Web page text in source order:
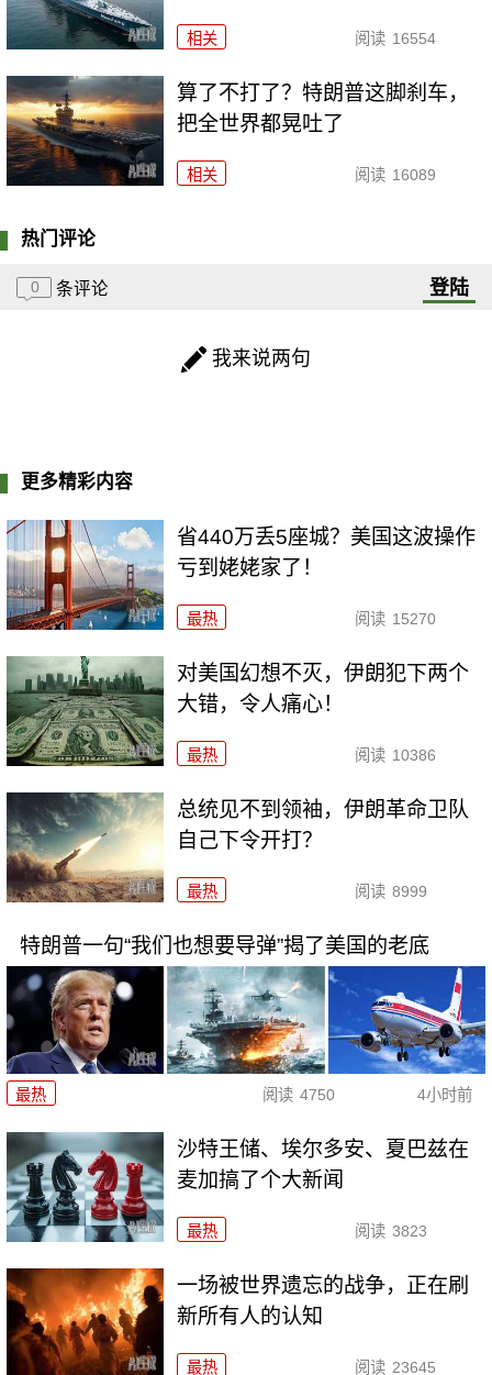
相关 阅读 16554
算了不打了？特朗普这脚刹车，
把全世界都晃吐了
相关 阅读 16089
热门评论
0 条评论 登陆
我来说两句
更多精彩内容
省440万丢5座城？美国这波操作
亏到姥姥家了！
最热 阅读 15270
对美国幻想不灭，伊朗犯下两个
大错，令人痛心！
最热 阅读 10386
总统见不到领袖，伊朗革命卫队
自己下令开打？
最热 阅读 8999
特朗普一句“我们也想要导弹”揭了美国的老底
最热 阅读 4750 4小时前
沙特王储、埃尔多安、夏巴兹在
麦加搞了个大新闻
最热 阅读 3823
一场被世界遗忘的战争，正在刷
新所有人的认知
最热 阅读 23645